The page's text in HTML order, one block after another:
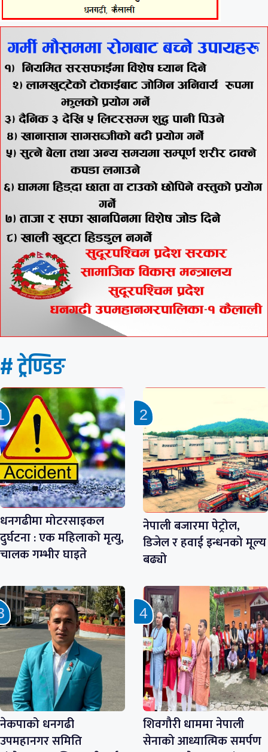
# ट्रेण्डिङ
धनगढीमा मोटरसाइकल
दुर्घटना : एक महिलाको मृत्यु,
चालक गम्भीर घाइते
नेपाली बजारमा पेट्रोल,
डिजेल र हवाई इन्धनको मूल्य
बढ्यो
नेकपाको धनगढी
उपमहानगर समिति
शिवगौरी धाममा नेपाली
सेनाको आध्यात्मिक समर्पण